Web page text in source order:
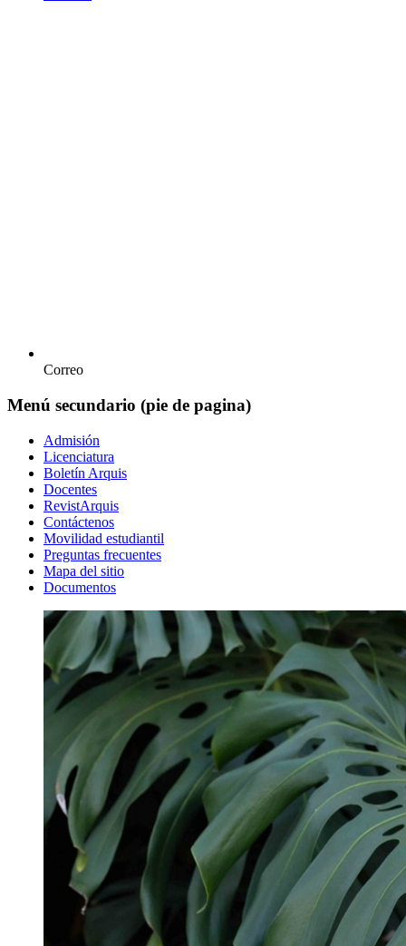
Correo
Menú secundario (pie de pagina)
Admisión
Licenciatura
Boletín Arquis
Docentes
RevistArquis
Contáctenos
Movilidad estudiantil
Preguntas frecuentes
Mapa del sitio
Documentos